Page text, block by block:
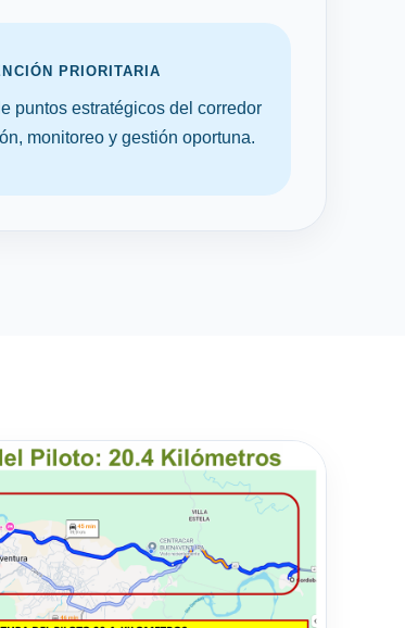
PRIORITARIA
puntos estratégicos del corredor
monitoreo y gestión oportuna.